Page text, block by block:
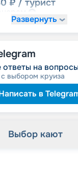
₽ / турист
Развернуть
на
выбором круиза
в
Выбор кают